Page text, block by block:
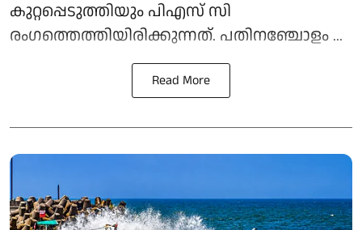
കുറ്റപ്പെടുത്തിയും പിഎസ് സി
രംഗത്തെത്തിയിരിക്കുന്നത്. പതിനഞ്ചോളം ...
Read More